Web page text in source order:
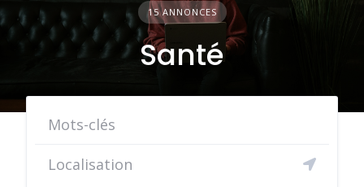
15 ANNONCES
Santé